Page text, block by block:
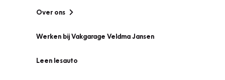
Over ons
Werken bij Vakgarage Veldma Jansen
Leen lesauto